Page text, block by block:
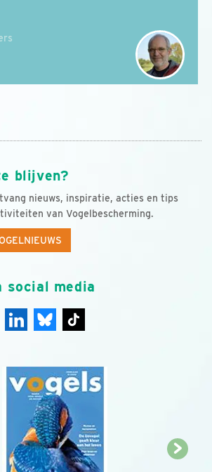
blijven?
nieuws, inspiratie, acties en tips
van Vogelbescherming.
social media